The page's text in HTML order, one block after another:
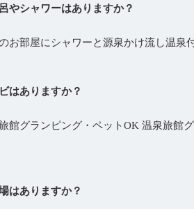
やシャワーはありますか？
お部屋にシャワーと源泉かけ流し温泉
はありますか？
館グランピング・ペットOK 温泉旅館
はありますか？